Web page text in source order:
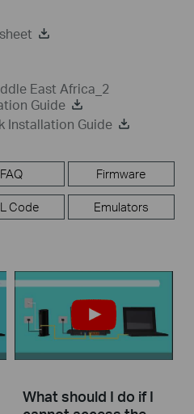
East Africa_2
Guide
Installation Guide
FAQ Firmware
Code Emulators
What should I do if I